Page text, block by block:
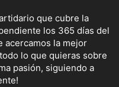
que cubre la
los 365 días del
acercamos la mejor
lo que quieras sobre
pasión, siguiendo a